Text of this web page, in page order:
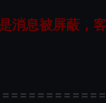
消息被屏蔽，